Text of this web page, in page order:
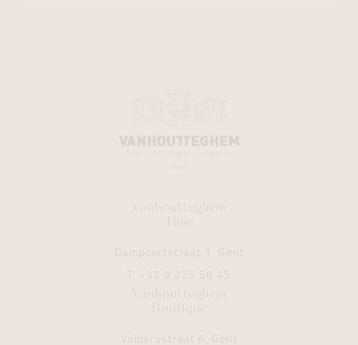
Vanhoutteghem
Time
Dampoortstraat 1, Gent
T. +32 9 225 50 45
Vanhoutteghem
Boutique
Voldersstraat 6, Gent